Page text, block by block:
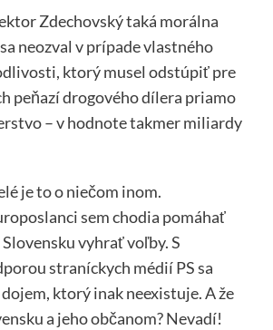
Zdechovský taká morálna
neozval v prípade vlastného
ktorý musel odstúpiť pre
peňazí drogového dílera priamo
– v hodnote takmer miliardy
je to o niečom inom.
sem chodia pomáhať
vyhrať voľby. S
straníckych médií PS sa
ktorý inak neexistuje. A že
a jeho občanom? Nevadí!